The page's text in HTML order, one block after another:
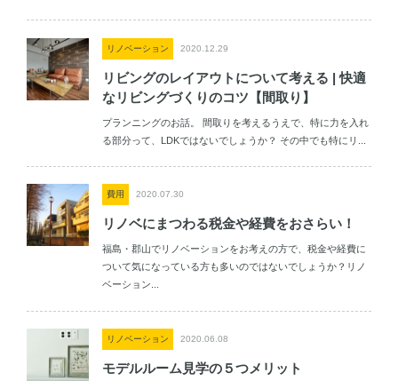
リノベーション 2020.12.29
リビングのレイアウトについて考える | 快適
なリビングづくりのコツ【間取り】
プランニングのお話。 間取りを考えるうえで、特に力を入れ
る部分って、LDKではないでしょうか？ その中でも特にリ...
費用 2020.07.30
リノベにまつわる税金や経費をおさらい！
福島・郡山でリノベーションをお考えの方で、税金や経費に
ついて気になっている方も多いのではないでしょうか？リノ
ベーション...
リノベーション 2020.06.08
モデルルーム見学の５つメリット